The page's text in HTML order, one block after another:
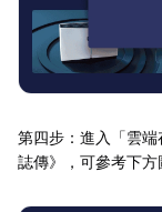
第四步：進入「雲
誌傳》，可參考下方